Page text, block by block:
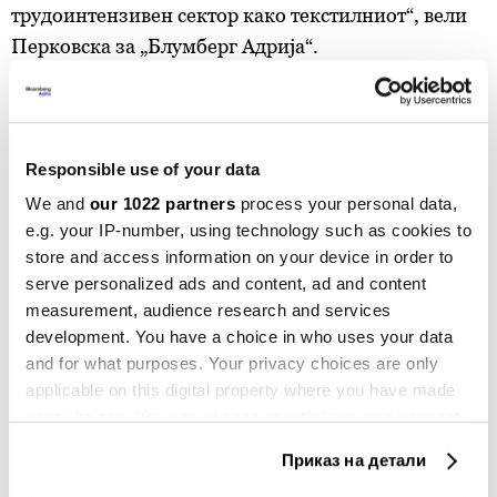
Responsible use of your data
We and our 1022 partners process your personal data,
e.g. your IP-number, using technology such as cookies to
store and access information on your device in order to
serve personalized ads and content, ad and content
measurement, audience research and services
development. You have a choice in who uses your data
and for what purposes. Your privacy choices are only
applicable on this digital property where you have made
Приказ на детали
трудоинтензивен сектор како текстилниот“, вели
Перковска за „Блумберг Адрија“.